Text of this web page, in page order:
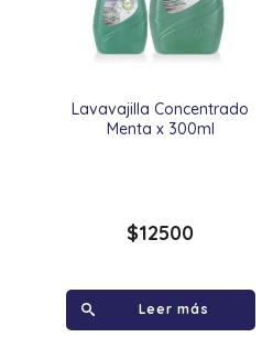
Lavavajilla Concentrado
Menta x 300ml
$12500
Leer más